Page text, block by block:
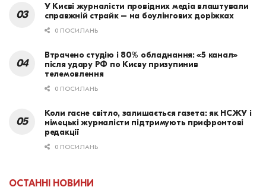
У Києві журналісти провідних медіа влаштували
справжній страйк – на боулінгових доріжках
0 ПОСИЛАНЬ
Втрачено студію і 80% обладнання: «5 канал»
після удару РФ по Києву призупинив
телемовлення
0 ПОСИЛАНЬ
Коли гасне світло, залишається газета: як НСЖУ і
німецькі журналісти підтримують прифронтові
редакції
0 ПОСИЛАНЬ
ОСТАННІ НОВИНИ